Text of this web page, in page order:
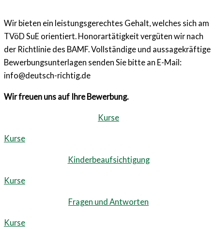
Wir bieten ein leistungsgerechtes Gehalt, welches sich am
TVöD SuE orientiert. Honorartätigkeit vergüten wir nach
der Richtlinie des BAMF.Vollständige und aussagekräftige
Bewerbungsunterlagen senden Sie bitte an E-Mail:
info@deutsch-richtig.de
Wir freuen uns auf Ihre Bewerbung.
Kurse
Kurse
Kinderbeaufsichtigung
Kurse
Fragen und Antworten
Kurse